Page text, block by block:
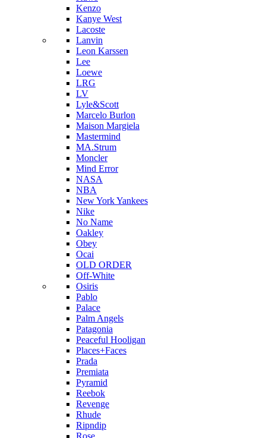
Kenzo
Kanye West
Lacoste
Lanvin
Leon Karssen
Lee
Loewe
LRG
LV
Lyle&Scott
Marcelo Burlon
Maison Margiela
Mastermind
MA.Strum
Moncler
Mind Error
NASA
NBA
New York Yankees
Nike
No Name
Oakley
Obey
Ocai
OLD ORDER
Off-White
Osiris
Pablo
Palace
Palm Angels
Patagonia
Peaceful Hooligan
Places+Faces
Prada
Premiata
Pyramid
Reebok
Revenge
Rhude
Ripndip
Rose